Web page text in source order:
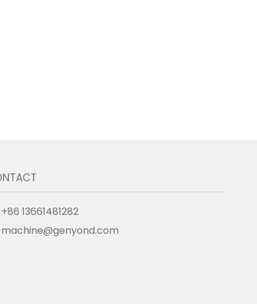
+86 13661481282
machine@genyond.com